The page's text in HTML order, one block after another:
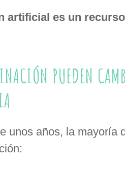
artificial es un
PUEDEN
unos años, la mayoría